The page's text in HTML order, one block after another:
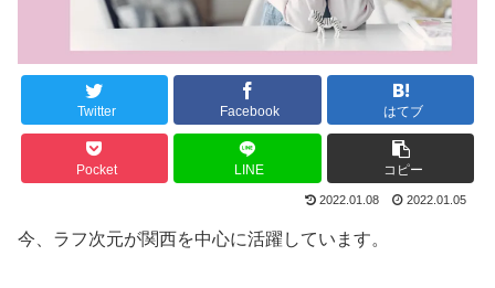
Twitter Facebook はてブ
Pocket LINE コピー
2022.01.08 2022.01.05
今、ラフ次元が関西を中心に活躍しています。